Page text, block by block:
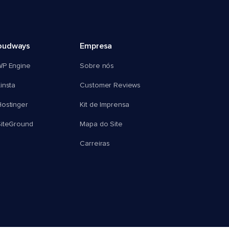
Engine
Empresa
Sobre nós
Customer Reviews
Kit de Imprensa
Mapa do Site
Carreiras